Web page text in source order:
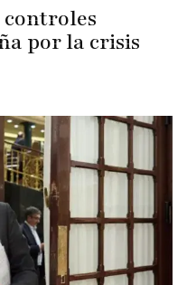
controles
por la crisis